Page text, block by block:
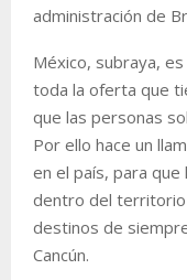
administración de
México, subraya,
toda la oferta que
que las personas
Por ello hace un
en el país, para
dentro del territorio
destinos de
Cancún.